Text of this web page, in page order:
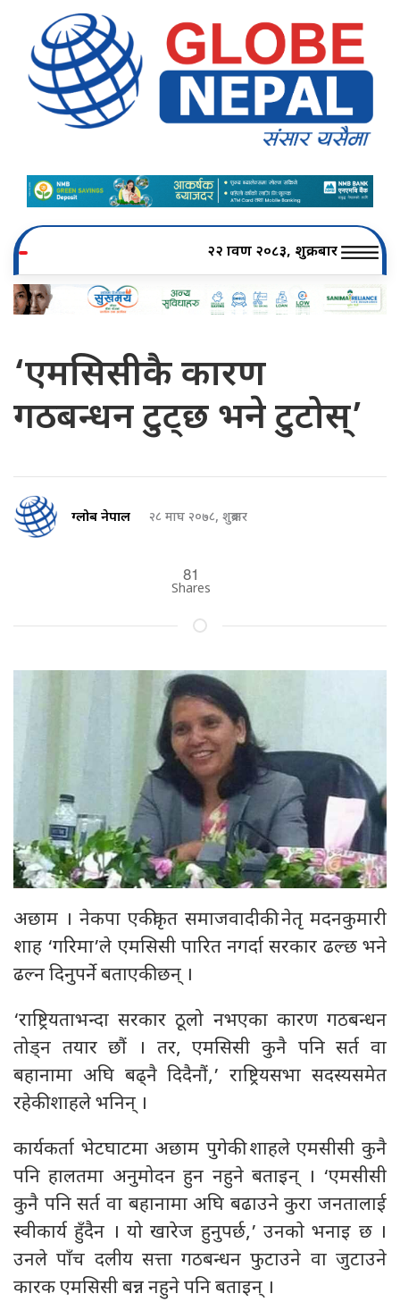
२२ श्रावण २०८३, शुक्रबार
‘एमसिसीकै कारण
गठबन्धन टुट्छ भने टुटोस्’
ग्लोब नेपाल २८ माघ २०७८, शुक्रबार
81
Shares
अछाम । नेकपा एकीकृत समाजवादीकी नेतृ मदनकुमारी
शाह ‘गरिमा’ले एमसिसी पारित नगर्दा सरकार ढल्छ भने
ढल्न दिनुपर्ने बताएकी छन् ।
‘राष्ट्रियताभन्दा सरकार ठूलो नभएका कारण गठबन्धन
तोड्न तयार छौं । तर, एमसिसी कुनै पनि सर्त वा
बहानामा अघि बढ्नै दिदैनौं,’ राष्ट्रियसभा सदस्यसमेत
रहेकी शाहले भनिन् ।
कार्यकर्ता भेटघाटमा अछाम पुगेकी शाहले एमसीसी कुनै
पनि हालतमा अनुमोदन हुन नहुने बताइन् । ‘एमसीसी
कुनै पनि सर्त वा बहानामा अघि बढाउने कुरा जनतालाई
स्वीकार्य हुँदैन । यो खारेज हुनुपर्छ,’ उनकाे भनाइ छ ।
उनले पाँच दलीय सत्ता गठबन्धन फुटाउने वा जुटाउने
कारक एमसिसी बन्न नहुने पनि बताइन् ।